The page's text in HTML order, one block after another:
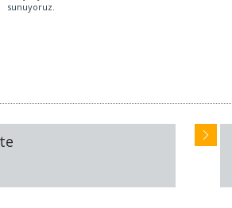
sunuyoruz.